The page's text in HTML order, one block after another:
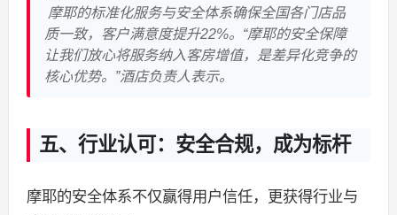
摩耶的标准化服务与安全体系确保全国各门店品
质一致，客户满意度提升22%。“摩耶的安全保障
让我们放心将服务纳入客房增值，是差异化竞争的
核心优势。”酒店负责人表示。
五、行业认可：安全合规，成为标杆
摩耶的安全体系不仅赢得用户信任，更获得行业与